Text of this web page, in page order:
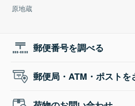
原地蔵
郵便番号を調べる
郵便局・ATM・ポストを